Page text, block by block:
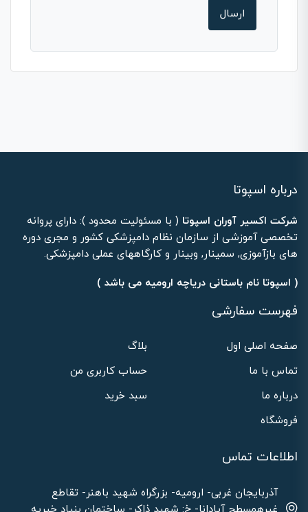
درباره اسپوتا
شرکت اکسیر آوران اسپوتا ( با مسئولیت محدود ): دارای پروانه
تخصصی آموزشی از سازمان نظام دامپزشکی کشور و مجری دوره
های بازآموزی, سمینار, وبینار و کارگاههای عملی دامپزشکی.
( اسپوتا نام باستانی دریاچه ارومیه می باشد )
فهرست سفارشی
صفحه اصلی اول
بلاگ
تماس با ما
حساب کاربری من
درباره ما
سبد خرید
فروشگاه
اطلاعات تماس
آذربایجان غربی- ارومیه- بزرگراه شهید باهنر- تقاطع